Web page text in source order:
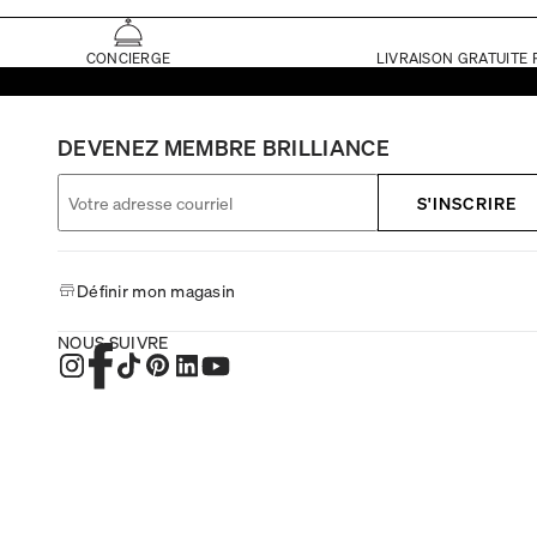
CONCIERGE LIVRAISON GRATUITE
DEVENEZ MEMBRE BRILLIANCE
S'INSCRIRE
Définir mon magasin
NOUS SUIVRE